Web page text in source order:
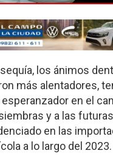
los ánimos
más alentadores,
en el
y a las
en las
a lo largo del 2023.